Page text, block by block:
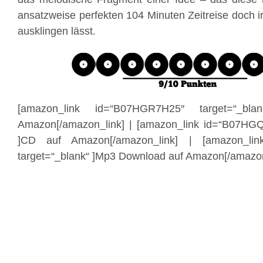
ansatzweise perfekten 104 Minuten Zeitreise doch
ausklingen lässt.
[amazon_link id=“B07HGR7H25″
Amazon[/amazon_link] | [amazon_link
]CD auf Amazon[/amazon_link] | [amazon_link
target=“_blank“ ]Mp3 Download auf Amazon[/